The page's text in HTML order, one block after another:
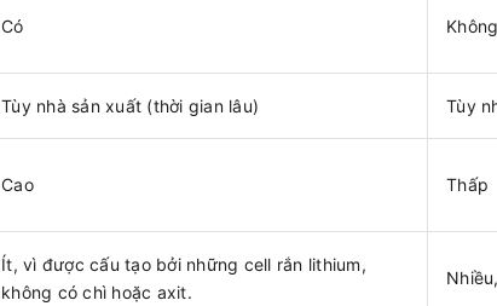
Có Không
Tùy nhà sản xuất (thời gian lâu) Tùy
Cao Thấp
Ít, vì được cấu tạo bởi những cell rắn lithium,
không có chì hoặc axit.